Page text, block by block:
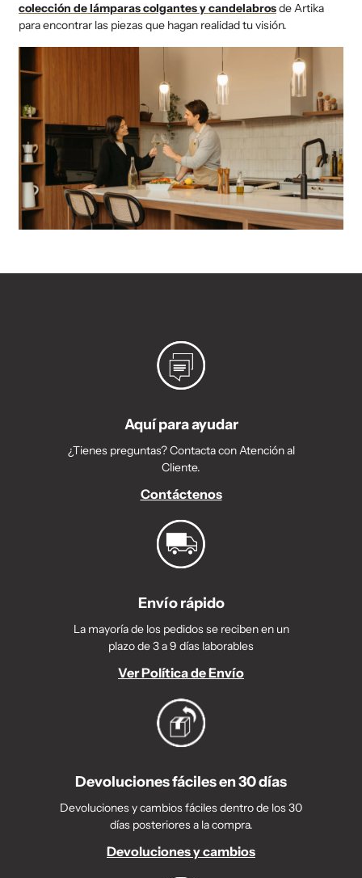
colección de lámparas colgantes y candelabrosde Artika
para encontrar las piezas que hagan realidad tu visión.
Aquí para ayudar
¿Tienes preguntas? Contacta con Atención al
Cliente.
Contáctenos
Envío rápido
La mayoría de los pedidos se reciben en un
plazo de 3 a 9 días laborables
Ver Política de Envío
Devoluciones fáciles en 30 días
Devoluciones y cambios fáciles dentro de los 30
días posteriores a la compra.
Devoluciones y cambios